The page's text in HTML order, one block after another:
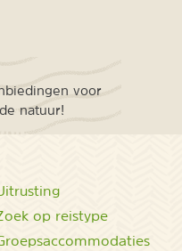
voor
natuur!
op reistype